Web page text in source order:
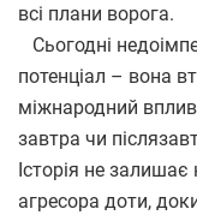
всі плани ворога.
Сьогодні
потенціал – вона
міжнародний
завтра чи
Історія не
агресора доти,